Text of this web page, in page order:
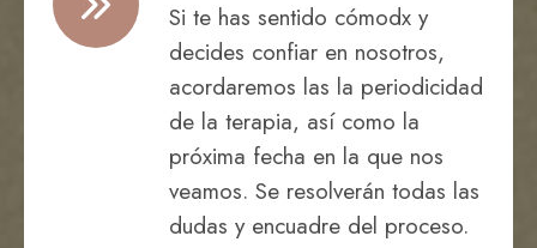
Si te has sentido cómodx y
decides confiar en nosotros,
acordaremos las la periodicidad
de la terapia, así como la
próxima fecha en la que nos
veamos. Se resolverán todas las
dudas y encuadre del proceso.